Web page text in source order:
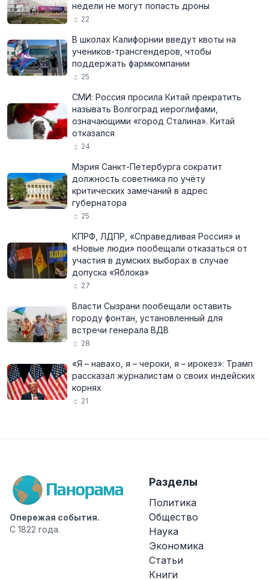
недели не могут попасть дроны
22
В школах Калифорнии введут квоты на
учеников-трансгендеров, чтобы
поддержать фармкомпании
25
СМИ: Россия просила Китай прекратить
называть Волгоград иероглифами,
означающими «город Сталина». Китай
отказался
24
Мэрия Санкт-Петербурга сократит
должность советника по учёту
критических замечаний в адрес
губернатора
25
КПРФ, ЛДПР, «Справедливая Россия» и
«Новые люди» пообещали отказаться от
участия в думских выборах в случае
допуска «Яблока»
27
Власти Сызрани пообещали оставить
городу фонтан, установленный для
встречи генерала ВДВ
28
«Я – навахо, я – чероки, я – ирокез»: Трамп
рассказал журналистам о своих индейских
корнях
21
Опережая события.
С 1822 года.
Разделы
Политика
Общество
Наука
Экономика
Статьи
Книги